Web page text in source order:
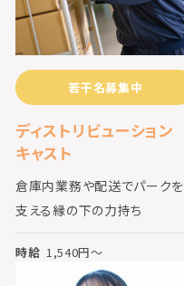
若干名募集中
ディストリビューション
キャスト
倉庫内業務や配送でパークを
支える縁の下の力持ち
時給 1,540円〜